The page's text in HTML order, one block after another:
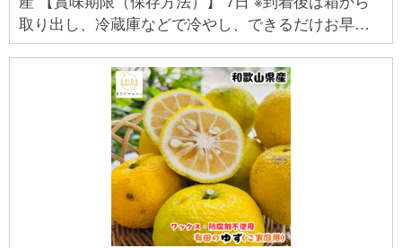
取り出し、冷蔵庫などで冷やし、できるだけお早め
にお召し上がりください。 【アレルギー】 柚子 ※ 表
示内容に関しては各事業者の指定に基づき掲載して
おり、一切の内容を保証するものではございませ
ん。 ※ご不明の点がございましたら事業者まで直接お
問い合わせ下さい。